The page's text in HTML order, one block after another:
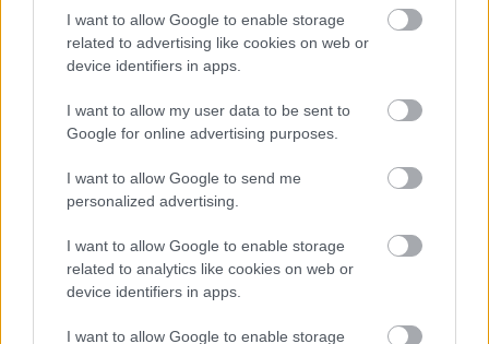
I want to allow Google to enable storage
related to advertising like cookies on web or
device identifiers in apps.
I want to allow my user data to be sent to
Google for online advertising purposes.
I want to allow Google to send me
personalized advertising.
I want to allow Google to enable storage
related to analytics like cookies on web or
device identifiers in apps.
I want to allow Google to enable storage
„(...) ma árvalányhajas (Nagy-) Magyarországról
álmodozók vannak, akik viszont azóta sem ...
Mester - emlékezés Gulyás Gyula
szobrászművészre
• 2010. július 14.
2010. július 7-én nyíltHossala Tamás fotográfus
rendhagyó volt abban az értelemben, hogy az ...